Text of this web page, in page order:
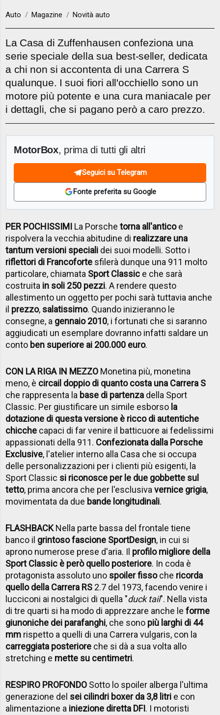
Auto Magazine Novità auto
La Casa di Zuffenhausen confeziona una
serie speciale della sua best-seller, dedicata
a chi non si accontenta di una Carrera S
qualunque. I suoi fiori all'occhiello sono un
motore più potente e una cura maniacale per
i dettagli, che si pagano però a caro prezzo.
MotorBox, prima di tutti gli altri
Seguici su Telegram
Fonte preferita su Google
PER POCHISSIMI La Porschetorna all'anticoe
rispolvera la vecchia abitudine di realizzare una
tantum versioni speciali dei suoi modelli. Sotto i
riflettori di Francoforte sfilerà dunque una 911 molto
particolare, chiamata Sport Classic e che sarà
costruita in soli 250 pezzi. A rendere questo
allestimento un oggetto per pochi sarà tuttavia anche
il prezzo, salatissimo. Quando inizieranno le
consegne, a gennaio 2010, i fortunati che si saranno
aggiudicati un esemplare dovranno infatti saldare un
conto ben superiore ai 200.000 euro.
CON LA RIGA IN MEZZO Monetina più, monetina
meno, è circail doppio di quanto costa una Carrera S
che rappresenta la base di partenza della Sport
Classic. Per giustificare un simile esborso la
dotazione di questa versione è ricco di autentiche
chicche capaci di far venire il batticuore ai fedelissimi
appassionati della 911. Confezionata dalla Porsche
Exclusive, l'atelier interno alla Casa che si occupa
delle personalizzazioni per i clienti più esigenti, la
Sport Classic si riconosce per le due gobbette sul
tetto, prima ancora che per l'esclusivavernice grigia,
movimentata da due bande longitudinali.
FLASHBACKNella parte bassa del frontale tiene
banco il grintoso fascione SportDesign, in cui si
aprono numerose prese d'aria. Il profilo migliore della
Sport Classic è però quello posteriore. In coda è
protagonista assoluto uno spoiler fissoche ricorda
quello della Carrera RS 2.7 del 1973, facendo venire i
lucciconi ai nostalgici di quella "duck tail". Nella vista
di tre quarti si ha modo di apprezzare anche leforme
giunoniche dei parafanghi, che sono più larghi di 44
mm rispetto a quelli di una Carrera vulgaris, con la
carreggiata posteriore che si dà a sua volta allo
stretching e mette su centimetri.
RESPIRO PROFONDO Sotto lo spoiler alberga l'ultima
generazione del sei cilindri boxer da 3,8 litri e con
alimentazione a iniezione diretta DFI. I motoristi